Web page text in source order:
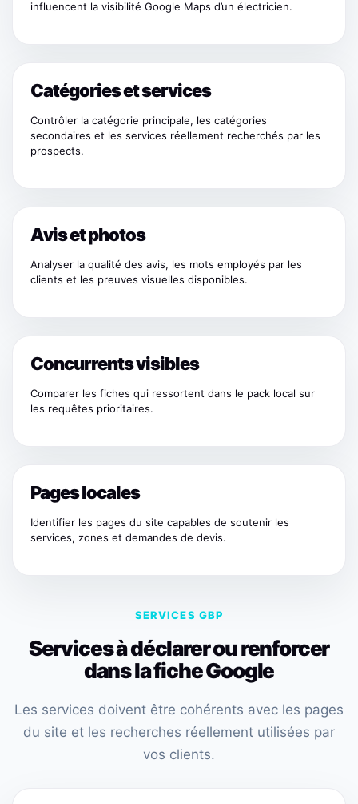
influencent la visibilité Google Maps d’un électricien.
Catégories et services
Contrôler la catégorie principale, les catégories
secondaires et les services réellement recherchés par les
prospects.
Avis et photos
Analyser la qualité des avis, les mots employés par les
clients et les preuves visuelles disponibles.
Concurrents visibles
Comparer les fiches qui ressortent dans le pack local sur
les requêtes prioritaires.
Pages locales
Identifier les pages du site capables de soutenir les
services, zones et demandes de devis.
SERVICES GBP
Services à déclarer ou renforcer
dans la fiche Google
Les services doivent être cohérents avec les pages
du site et les recherches réellement utilisées par
vos clients.